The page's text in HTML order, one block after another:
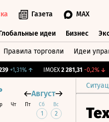
Газета MAX
идеи Бизнес
Правила торговли Идеи
+1,31%↑ IMOEX 2 281,31 -0,2%↓
Август
Чт Пт Сб Вс
1 2